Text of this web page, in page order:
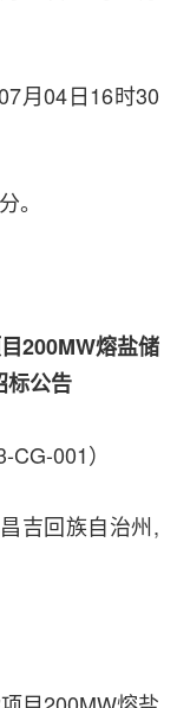
月04日16时30
。
200MW熔盐储
标公告
001）
吉回族自治州,